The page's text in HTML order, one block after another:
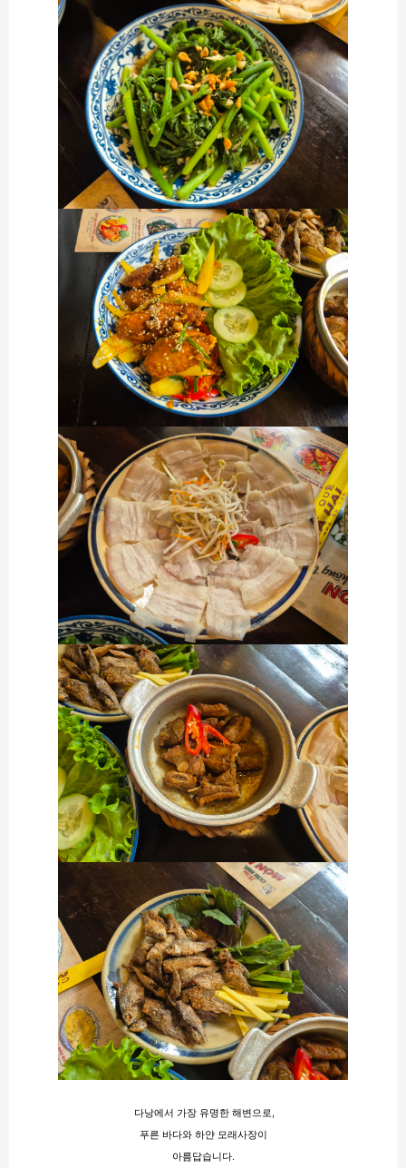
다낭에서 가장 유명한 해변으로,
푸른 바다와 하얀 모래사장이
아름답습니다.